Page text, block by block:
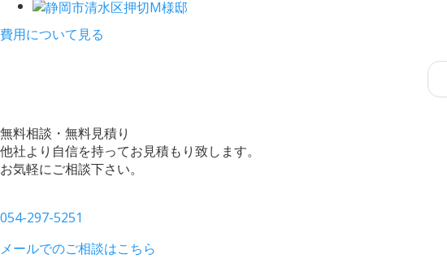
費用について見る
無料相談・無料見積り
他社より自信を持ってお見積もり致します。
お気軽にご相談下さい。
054-297-5251
メールでのご相談はこちら